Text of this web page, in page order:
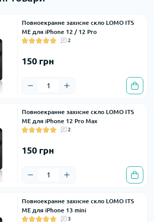
Повноекранне захисне скло LOMO ITS
ME для iPhone 12 / 12 Pro
2
150 грн
Повноекранне захисне скло LOMO ITS
ME для iPhone 12 Pro Max
2
150 грн
Повноекранне захисне скло LOMO ITS
ME для iPhone 13 mini
3